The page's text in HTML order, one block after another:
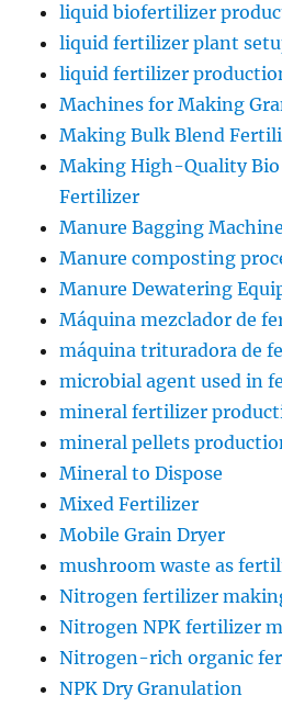
liquid biofertilizer
liquid fertilizer plant
liquid fertilizer
Machines for Making
Making Bulk Blend
Making High-Quality Bio
Fertilizer
Manure Bagging Machine
Manure composting
Manure Dewatering
Máquina mezclador de
máquina trituradora de
microbial agent used in
mineral fertilizer
mineral pellets
Mineral to Dispose
Mixed Fertilizer
Mobile Grain Dryer
mushroom waste as
Nitrogen fertilizer
Nitrogen NPK fertilizer
Nitrogen-rich organic
NPK Dry Granulation